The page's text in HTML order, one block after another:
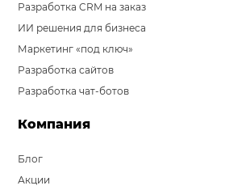
Разработка CRM на заказ
ИИ решения для бизнеса
Маркетинг «под ключ»
Разработка сайтов
Разработка чат-ботов
Компания
Блог
Акции